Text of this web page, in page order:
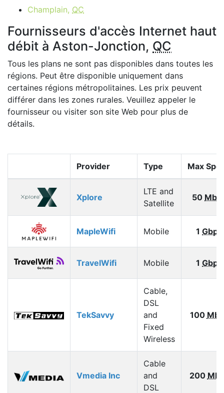
Champlain, QC
Fournisseurs d'accès Internet haut
débit à Aston-Jonction, QC
Tous les plans ne sont pas disponibles dans toutes les
régions. Peut être disponible uniquement dans
certaines régions métropolitaines. Les prix peuvent
différer dans les zones rurales. Veuillez appeler le
fournisseur ou visiter son site Web pour plus de
détails.
Provider Type Max
Xplore
LTE and
Satellite
50
MapleWifi Mobile 1 Gbps
TravelWifi Mobile 1 Gbps
TekSavvy
Cable,
DSL
and
Fixed
Wireless
100
Vmedia Inc
Cable
and
DSL
200